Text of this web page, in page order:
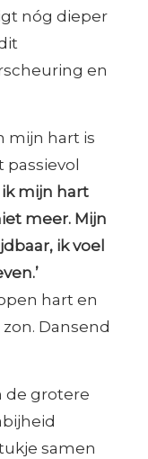
nóg dieper
en
mijn hart is
ik mijn hart
meer. Mijn
ik voel
hart en
Dansend
de grotere
samen